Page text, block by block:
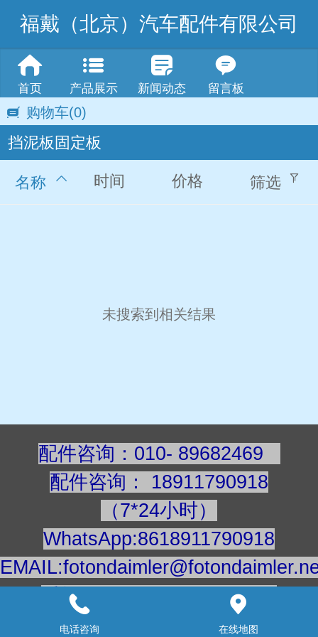
福戴（北京）汽车配件有限公司
首页 产品展示 新闻动态 留言板
购物车(0)
挡泥板固定板
名称 时间 价格 筛选
未搜索到相关结果
配件咨询：010- 89682469
配件咨询 ： 18911790918
（7*24小时）
WhatsApp:8618911790918
手机/微信：18911790918
建议用电脑浏览更清楚
电话咨询 在线地图